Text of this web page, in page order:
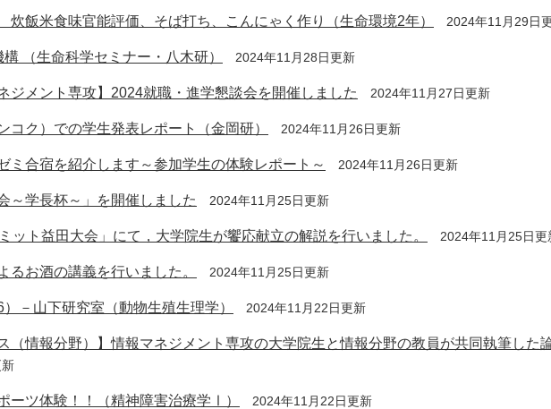
飯米食味官能評価、そば打ち、こんにゃく作り（生命環境2年） 2024年11月29日
（生命科学セミナー・八木研） 2024年11月28日更新
ジメント専攻】2024就職・進学懇談会を開催しました 2024年11月27日更新
コク）での学生発表レポート（金岡研） 2024年11月26日更新
ミ合宿を紹介します～参加学生の体験レポート～ 2024年11月26日更新
～学長杯～」を開催しました 2024年11月25日更新
ット益田大会」にて，大学院生が饗応献立の解説を行いました。 2024年11月25日更
るお酒の講義を行いました。 2024年11月25日更新
－山下研究室（動物生殖生理学） 2024年11月22日更新
（情報分野）】情報マネジメント専攻の大学院生と情報分野の教員が共同執筆した
ーツ体験！！（精神障害治療学Ⅰ） 2024年11月22日更新